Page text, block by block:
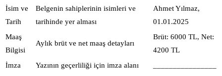
İsim ve
Tarih
Belgenin sahiplerinin isimleri ve
tarihinde yer alması
Ahmet Yılmaz,
01.01.2025
Maaş
Bilgisi
Aylık brüt ve net maaş detayları
Brüt: 6000 TL, Net:
4200 TL
İmza
Yazının geçerliliği için imza alanı